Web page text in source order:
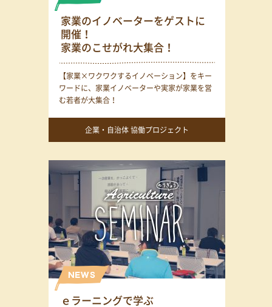
家業のイノベーターをゲストに
開催！
家業のこせがれ大集合！
【家業×ワクワクするイノベーション】をキー
ワードに、家業イノベーターや実家が家業を営
む若者が大集合！
企業・自治体 協働プロジェクト
ｅラーニングで学ぶ